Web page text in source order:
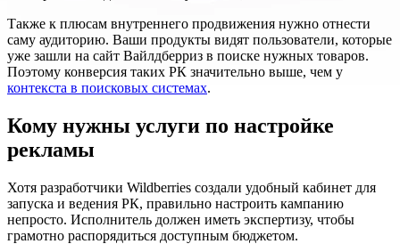
Также к плюсам внутреннего продвижения нужно отнести
саму аудиторию. Ваши продукты видят пользователи, которые
уже зашли на сайт Вайлдберриз в поиске нужных товаров.
Поэтому конверсия таких РК значительно выше, чем у
контекста в поисковых системах.
Кому нужны услуги по настройке
рекламы
Хотя разработчики Wildberries создали удобный кабинет для
запуска и ведения РК, правильно настроить кампанию
непросто. Исполнитель должен иметь экспертизу, чтобы
грамотно распорядиться доступным бюджетом.